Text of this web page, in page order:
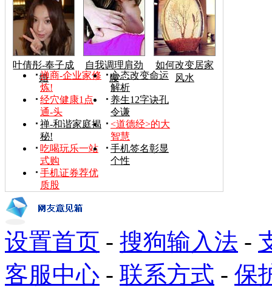
叶倩彤-奉子成
婚
自我调理肩劲
腰
如何改变居家
风水
禅商-企业家修
炼!
心态改变命运
解析
经穴健康1点
通-头
养生12字诀孔
令谦
禅-和谐家庭揭
秘!
<道德经>的大
智慧
吃喝玩乐一站
式购
手机签名彰显
个性
手机证券荐优
质股
设置首页 - 搜狗输入法 -
客服中心 - 联系方式 - 保